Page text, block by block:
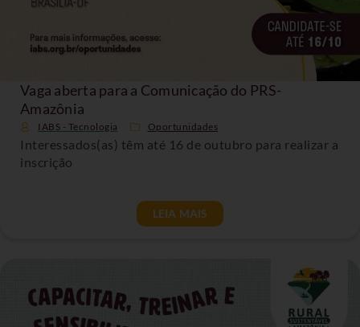
Vaga aberta para a Comunicação do PRS-
Amazônia
IABS - Tecnologia Oportunidades
Interessados(as) têm até 16 de outubro para realizar a
inscrição
LEIA MAIS